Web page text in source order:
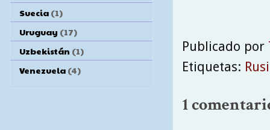
Publicado por
Etiquetas:
1
Suecia (1)
Uruguay (17)
Uzbekistán (1)
Venezuela (4)